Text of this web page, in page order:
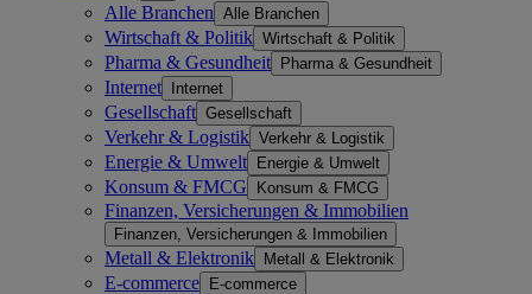
Alle Branchen Alle Branchen
Wirtschaft & Politik Wirtschaft & Politik
Pharma & Gesundheit Pharma & Gesundheit
Internet Internet
Gesellschaft Gesellschaft
Verkehr & Logistik Verkehr & Logistik
Energie & Umwelt Energie & Umwelt
Konsum & FMCG Konsum & FMCG
Finanzen, Versicherungen & Immobilien
Finanzen, Versicherungen & Immobilien
Metall & Elektronik Metall & Elektronik
E-commerce E-commerce